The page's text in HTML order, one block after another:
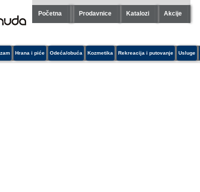
Početna Prodavnice Katalozi Akcije
Hrana i piće Odeća/obuća Kozmetika Rekreacija i putovanje Usluge